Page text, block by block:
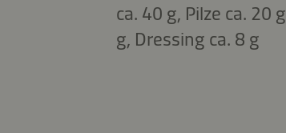
ca. 40 g, Pilze ca. 20
g, Dressing ca. 8 g